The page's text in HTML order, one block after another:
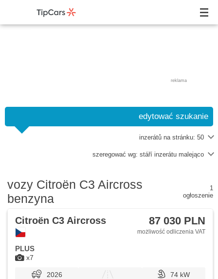
reklama
edytować szukanie
inzerátů na stránku: 50
szeregować wg: stáří inzerátu malejąco
vozy Citroën C3 Aircross
benzyna
1
ogłoszenie
x7
Citroën C3 Aircross 87 030 PLN
możliwość odliczenia VAT
PLUS
2026
74 kW